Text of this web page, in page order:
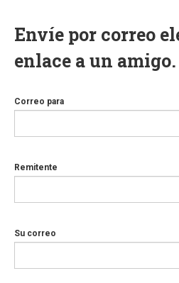
Envíe por correo
enlace a un amigo.
Correo para
Remitente
Su correo